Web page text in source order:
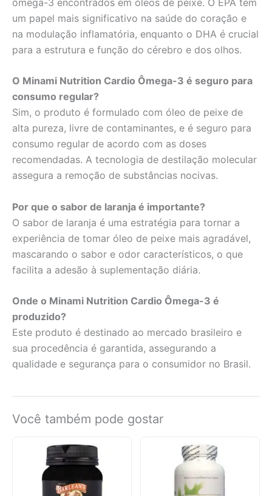
um papel mais significativo na saúde do coração e
na modulação inflamatória, enquanto o DHA é crucial
para a estrutura e função do cérebro e dos olhos.
O Minami Nutrition Cardio Ômega-3 é seguro para
consumo regular?
Sim, o produto é formulado com óleo de peixe de
alta pureza, livre de contaminantes, e é seguro para
consumo regular de acordo com as doses
recomendadas. A tecnologia de destilação molecular
assegura a remoção de substâncias nocivas.
Por que o sabor de laranja é importante?
O sabor de laranja é uma estratégia para tornar a
experiência de tomar óleo de peixe mais agradável,
mascarando o sabor e odor característicos, o que
facilita a adesão à suplementação diária.
Onde o Minami Nutrition Cardio Ômega-3 é
produzido?
Este produto é destinado ao mercado brasileiro e
sua procedência é garantida, assegurando a
qualidade e segurança para o consumidor no Brasil.
Você também pode gostar